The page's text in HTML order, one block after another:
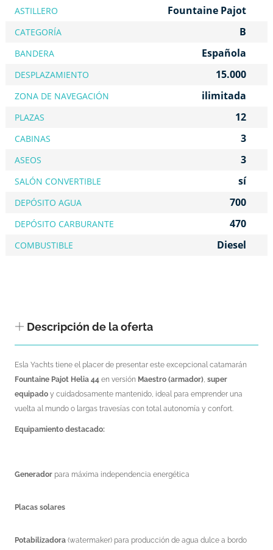
ASTILLERO Fountaine Pajot
CATEGORÍA B
BANDERA Española
DESPLAZAMIENTO 15.000
ZONA DE NAVEGACIÓN ilimitada
PLAZAS 12
CABINAS 3
ASEOS 3
SALÓN CONVERTIBLE sí
DEPÓSITO AGUA 700
DEPÓSITO CARBURANTE 470
COMBUSTIBLE Diesel
Descripción de la oferta
Esla Yachts tiene el placer de presentar este excepcional catamarán
Fountaine Pajot Helia 44 en versión Maestro (armador) super
equipado y cuidadosamente mantenido, ideal para emprender una
vuelta al mundo o largas travesías con total autonomía y confort.
Equipamiento destacado:
Generador para máxima independencia energética
Placas solares
Potabilizadora (watermaker) para producción de agua dulce a bordo